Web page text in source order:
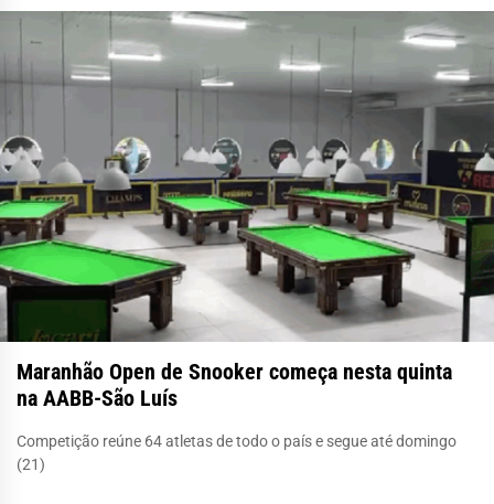
Maranhão Open de Snooker começa nesta quinta
na AABB-São Luís
Competição reúne 64 atletas de todo o país e segue até domingo
(21)